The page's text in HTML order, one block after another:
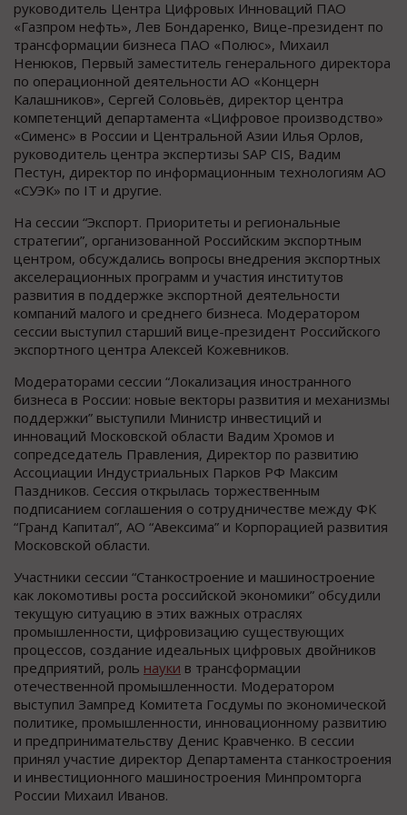
руководитель Центра Цифровых Инноваций ПАО
«Газпром нефть», Лев Бондаренко, Вице-президент по
трансформации бизнеса ПАО «Полюс», Михаил
Ненюков, Первый заместитель генерального директора
по операционной деятельности АО «Концерн
Калашников», Сергей Соловьёв, директор центра
компетенций департамента «Цифровое производство»
«Сименс» в России и Центральной Азии Илья Орлов,
руководитель центра экспертизы SAP CIS, Вадим
Пестун, директор по информационным технологиям АО
«СУЭК» по IT и другие.
На сессии “Экспорт. Приоритеты и региональные
стратегии”, организованной Российским экспортным
центром, обсуждались вопросы внедрения экспортных
акселерационных программ и участия институтов
развития в поддержке экспортной деятельности
компаний малого и среднего бизнеса. Модератором
сессии выступил старший вице-президент Российского
экспортного центра Алексей Кожевников.
Модераторами сессии “Локализация иностранного
бизнеса в России: новые векторы развития и механизмы
поддержки” выступили Министр инвестиций и
инноваций Московской области Вадим Хромов и
сопредседатель Правления, Директор по развитию
Ассоциации Индустриальных Парков РФ Максим
Паздников. Сессия открылась торжественным
подписанием соглашения о сотрудничестве между ФК
“Гранд Капитал”, АО “Авексима” и Корпорацией развития
Московской области.
Участники сессии “Станкостроение и машиностроение
как локомотивы роста российской экономики” обсудили
текущую ситуацию в этих важных отраслях
промышленности, цифровизацию существующих
процессов, создание идеальных цифровых двойников
предприятий, роль науки в трансформации
отечественной промышленности. Модератором
выступил Зампред Комитета Госдумы по экономической
политике, промышленности, инновационному развитию
и предпринимательству Денис Кравченко. В сессии
принял участие директор Департамента станкостроения
и инвестиционного машиностроения Минпромторга
России Михаил Иванов.